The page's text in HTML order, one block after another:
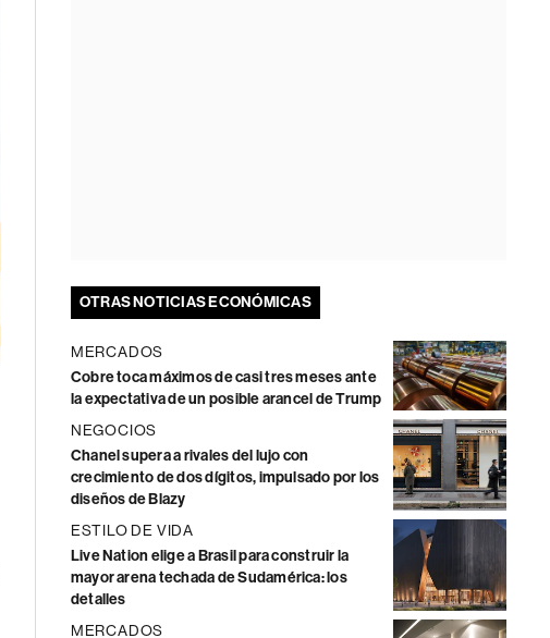
OTRAS NOTICIAS ECONÓMICAS
MERCADOS
Cobre toca máximos de casi tres meses ante
la expectativa de un posible arancel de Trump
NEGOCIOS
Chanel supera a rivales del lujo con
crecimiento de dos dígitos, impulsado por los
diseños de Blazy
ESTILO DE VIDA
Live Nation elige a Brasil para construir la
mayor arena techada de Sudamérica: los
detalles
MERCADOS